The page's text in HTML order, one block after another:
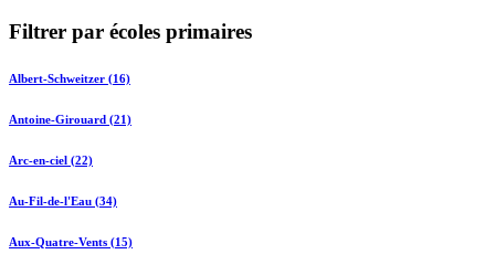
Filtrer par écoles primaires
Albert-Schweitzer (16)
Antoine-Girouard (21)
Arc-en-ciel (22)
Au-Fil-de-l'Eau (34)
Aux-Quatre-Vents (15)